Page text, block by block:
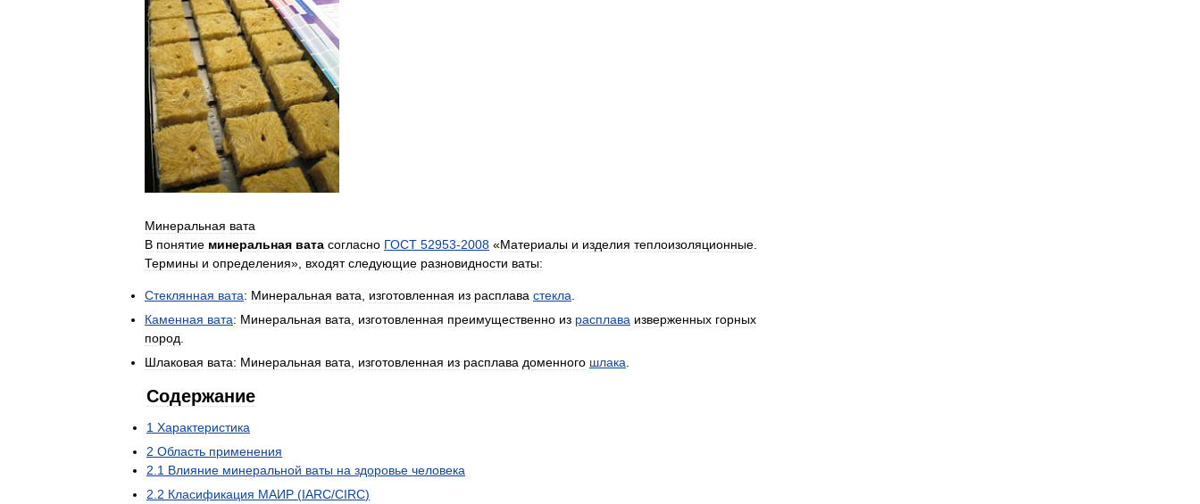
Минеральная вата
В понятие минеральная вата согласно ГОСТ 52953-2008 «Материалы и изделия теплоизоляционные
Термины и определения», входят следующие разновидности ваты:
Стеклянная вата: Минеральная вата изготовленная из расплава стекла
Каменная вата: Минеральная вата изготовленная преимущественно из расплава изверженных горных
пород
Шлаковая вата: Минеральная вата изготовленная из расплава доменного шлака
Содержание
1 Характеристика
2 Область применения
2 1 Влияние минеральной ваты на здоровье человека
2 2 Класификация МАИР (IARC/CIRC)